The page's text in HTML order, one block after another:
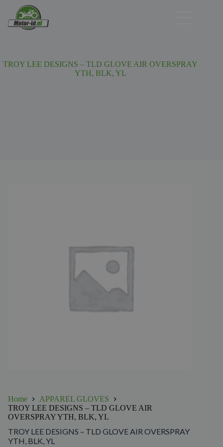
TROY LEE DESIGNS – TLD GLOVE AIR OVERSPRAY
YTH, BLK, YL
Home
APPAREL GLOVES
TROY LEE DESIGNS – TLD GLOVE AIR
OVERSPRAY YTH, BLK, YL
TROY LEE DESIGNS – TLD GLOVE AIR OVERSPRAY
YTH, BLK, YL